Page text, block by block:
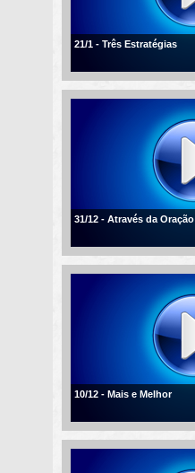
21/1 - Três Estratégias
31/12 - Através da Oração
10/12 - Mais e Melhor